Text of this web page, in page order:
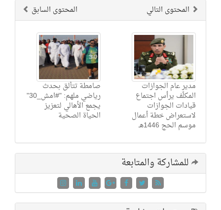
المحتوى السابق المحتوى التالي
صامطة تتألق بحدث
رياضي ملهم: "‎#امش_30"
يجمع الأهالي لتعزيز
الحياة الصحية
مدير عام الجوازات
المكلّف يرأس اجتماع
قيادات الجوازات
لاستعراض خطة أعمال
موسم الحج 1446هـ
للمشاركة والمتابعة